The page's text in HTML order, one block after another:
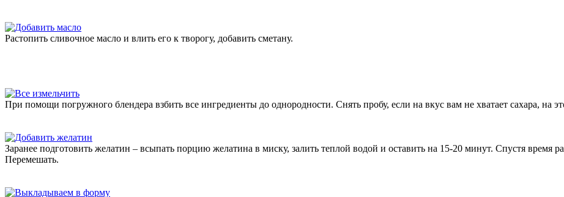
Растопить сливочное масло и влить его к творогу, добавить сметану.
При помощи погружного блендера взбить все ингредиенты до однородности. Снять пробу, если на вкус вам не хватает сахара, на
Заранее подготовить желатин – всыпать порцию желатина в миску, залить теплой водой и оставить на 15-20 минут. Спустя время
Перемешать.